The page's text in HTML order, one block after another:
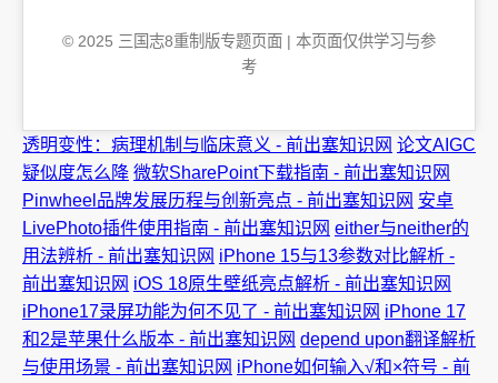
© 2025 三国志8重制版专题页面 | 本页面仅供学习与参
考
透明变性：病理机制与临床意义 - 前出塞知识网 论文AIGC
疑似度怎么降 微软SharePoint下载指南 - 前出塞知识网
Pinwheel品牌发展历程与创新亮点 - 前出塞知识网 安卓
LivePhoto插件使用指南 - 前出塞知识网 either与neither的
用法辨析 - 前出塞知识网 iPhone 15与13参数对比解析 -
前出塞知识网 iOS 18原生壁纸亮点解析 - 前出塞知识网
iPhone17录屏功能为何不见了 - 前出塞知识网 iPhone 17
和2是苹果什么版本 - 前出塞知识网 depend upon翻译解析
与使用场景 - 前出塞知识网 iPhone如何输入√和×符号 - 前